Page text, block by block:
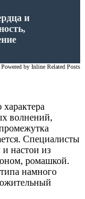
и
Powered by Inline Related Posts
волнений,
Специалисты
настои из
ромашкой.
намного